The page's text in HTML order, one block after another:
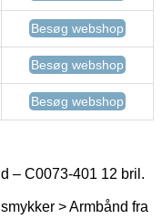
Besøg webshop
Besøg webshop
Besøg webshop
– C0073-401 12 bril.
> Armbånd fra